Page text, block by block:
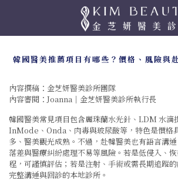
韓國醫美推薦項目有哪些？價格、風險與
內容撰稿：金芝妍醫美診所團隊
內容審閱：Joanna｜金芝妍醫美診所執行長
韓國醫美常見項目包含麗珠蘭水光針、LDM 水滴
InMode、Onda、肉毒與玻尿酸等，特色是價格
多、醫美觀光成熟。不過，赴韓醫美也有語言溝
落差與醫療糾紛處理不易等風險。若是低侵入、
程，可謹慎評估；若是注射、手術或需長期追蹤
完整溝通與回診的本地診所。